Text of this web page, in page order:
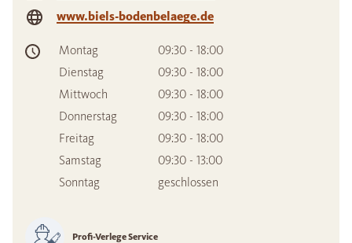
www.biels-bodenbelaege.de
Montag
09:30 - 18:00
Dienstag
09:30 - 18:00
Mittwoch
09:30 - 18:00
Donnerstag
09:30 - 18:00
Freitag
09:30 - 18:00
Samstag
09:30 - 13:00
Sonntag
geschlossen
Profi-Verlege Service